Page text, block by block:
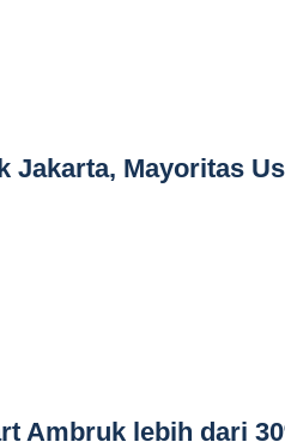
Jakarta, Mayoritas
Ambruk lebih dari